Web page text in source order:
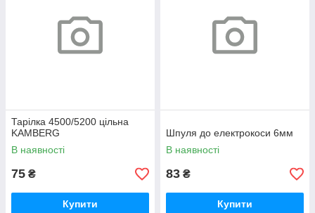
Тарілка 4500/5200 цільна
KAMBERG
В наявності
75 ₴
Купити
Шпуля до електрокоси 6мм
В наявності
83 ₴
Купити